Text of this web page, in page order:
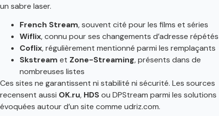
un sabre laser.
French Stream, souvent cité pour les films et séries
Wiflix, connu pour ses changements d’adresse répétés
Coflix, régulièrement mentionné parmi les remplaçants
Skstream et Zone-Streaming, présents dans de
nombreuses listes
Ces sites ne garantissent ni stabilité ni sécurité. Les sources
recensent aussi OK.ru, HDSou DPStream parmi les solutions
évoquées autour d’un site comme udriz.com.